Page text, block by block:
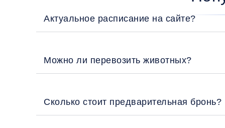
Актуальное расписание на сайте?
Можно ли перевозить животных?
Сколько стоит предварительная бронь?